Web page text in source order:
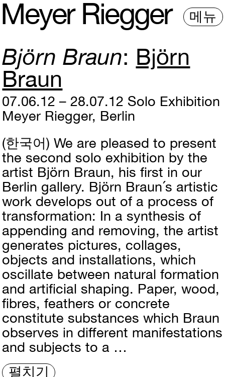
Meyer Riegger 메뉴
Björn Braun Björn
Braun
07.06.12 – 28.07.12 Solo Exhibition
Meyer Riegger, Berlin
(한국어) We are pleased to present
the second solo exhibition by the
artist Björn Braun, his first in our
Berlin gallery. Björn Braun´s artistic
work develops out of a process of
transformation: In a synthesis of
appending and removing, the artist
generates pictures, collages,
objects and installations, which
oscillate between natural formation
and artificial shaping. Paper, wood,
fibres, feathers or concrete
constitute substances which Braun
observes in different manifestations
and subjects to a …
펼치기